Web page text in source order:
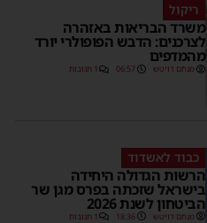
ריקול
משרד הבריאות באזהרה
לצרכנים: הדבש הפופולרי יורד
מהמדפים
מנחם דויטש 06:57 1 תגובות
כבוד לאשדוד
הרשות הגדולה היחידה
בישראל שזכתה בפרס מגן שר
הביטחון לשנת 2026
מנחם דויטש 18:36 1 תגובות